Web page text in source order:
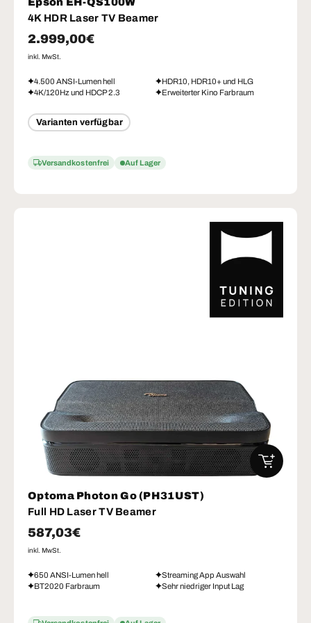
4K HDR Laser TV Beamer
Normaler Preis
2.999,00€
inkl. MwSt.
4.500 ANSI-Lumen hell
HDR10, HDR10+ und HLG
4K/120Hz und HDCP 2.3
Erweiterter Kino Farbraum
Varianten verfügbar
Versandkostenfrei Auf Lager
Optoma Photon Go (PH31UST)
Full HD Laser TV Beamer
Normaler Preis
587,03€
inkl. MwSt.
650 ANSI-Lumen hell
Streaming App Auswahl
BT2020 Farbraum
Sehr niedriger Input Lag
IN DEN